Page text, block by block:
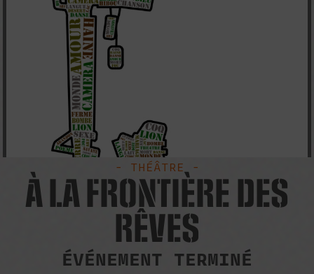
- THÉÂTRE -
À LA FRONTIÈRE DES
RÊVES
ÉVÉNEMENT TERMINÉ